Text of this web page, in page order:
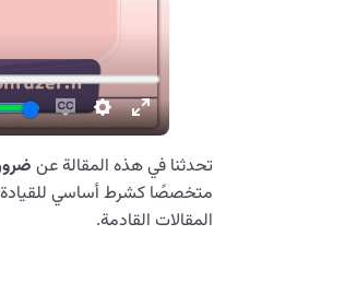
تحدثنا في هذه المقالة عن
متخصصًا كشرط أساسي للقيادة.
المقالات القادمة.